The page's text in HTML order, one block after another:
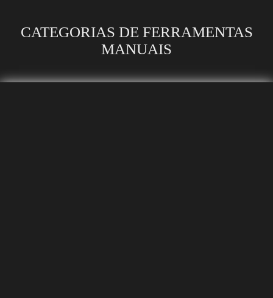
CATEGORIAS DE FERRAMENTAS
MANUAIS